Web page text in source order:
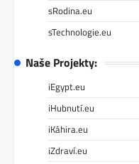
sRodina.eu
sTechnologie.eu
Naše Projekty:
iEgypt.eu
iHubnutí.eu
iKáhira.eu
iZdraví.eu